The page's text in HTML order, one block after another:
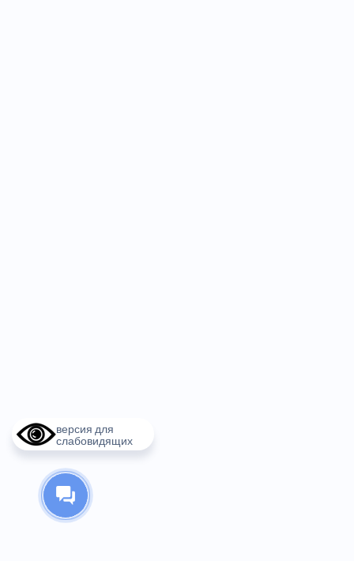
версия для
слабовидящих